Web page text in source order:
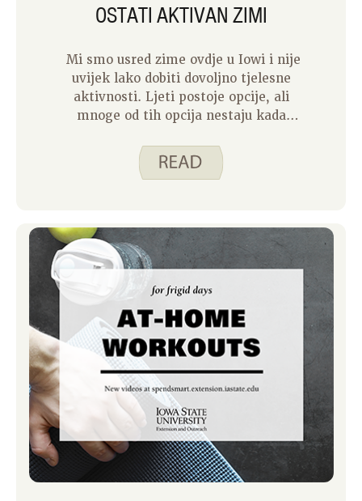
OSTATI AKTIVAN ZIMI
Mi smo usred zime ovdje u Iowi i nije
uvijek lako dobiti dovoljno tjelesne
aktivnosti. Ljeti postoje opcije, ali
mnoge od tih opcija nestaju kada
Preporučuje se vježbanje na umjerenoj
razini najmanje 150 minuta svaki
brinite, imamo neke ideje!